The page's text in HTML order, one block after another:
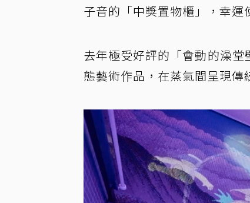
子音的「中獎置物櫃」，幸運
去年極受好評的「會動的澡
態藝術作品，在蒸氣間呈現傳